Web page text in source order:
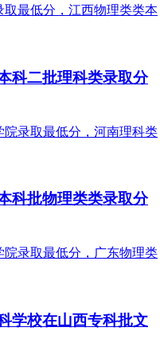
科二批理科类录取分
科批物理类类录取分
学校在山西专科批文